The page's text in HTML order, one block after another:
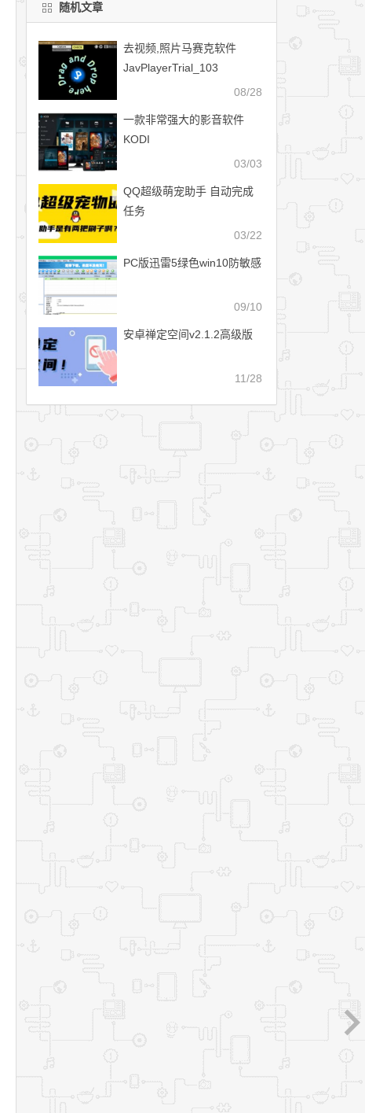
随机文章
去视频,照片马赛克软件
JavPlayerTrial_103
08/28
一款非常强大的影音软件
KODI
03/03
QQ超级萌宠助手 自动完成
任务
03/22
PC版迅雷5绿色win10防敏感
09/10
安卓禅定空间v2.1.2高级版
11/28